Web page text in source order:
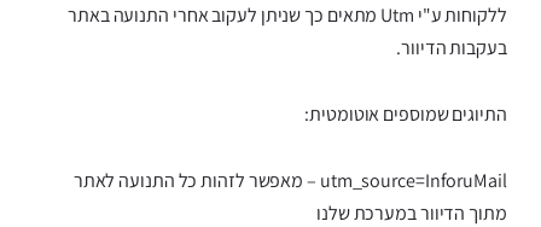
ללקוחות ע"י Utm מתאים כך שניתן לעקוב אחרי התנועה באתר
בעקבות הדיוור.
התיוגים שמוספים אוטומטית:
utm_source=InforuMail – מאפשר לזהות כל התנועה לאתר
מתוך הדיוור במערכת שלנו